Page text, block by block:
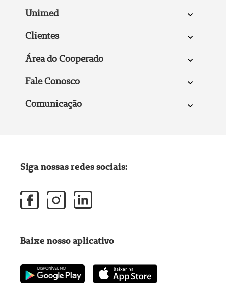
Unimed
Clientes
Área do Cooperado
Fale Conosco
Comunicação
Siga nossas redes sociais:
Baixe nosso aplicativo